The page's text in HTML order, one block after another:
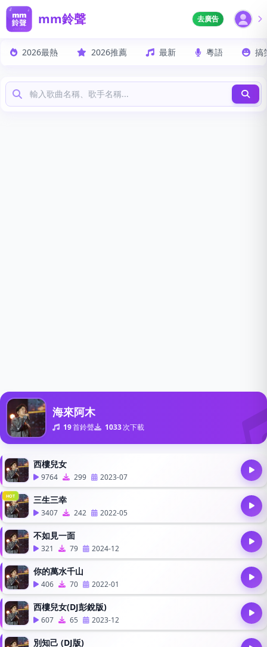
mm鈴聲 去廣告
2026最熱 2026推薦 最新 粵語 搞
海來阿木
19首鈴聲 1033次下載
西樓兒女
9764 299 2023-07
HOT 三生三幸
3407 242 2022-05
不如見一面
321 79 2024-12
你的萬水千山
406 70 2022-01
西樓兒女(DJ彭銳版)
607 65 2023-12
別知己 (DJ版)